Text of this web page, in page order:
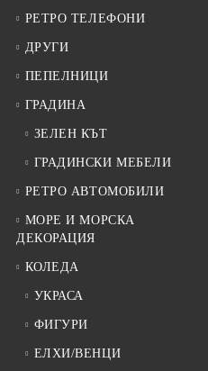
РЕТРО ТЕЛЕФОНИ
ДРУГИ
ПЕПЕЛНИЦИ
ГРАДИНА
ЗЕЛЕН КЪТ
ГРАДИНСКИ МЕБЕЛИ
РЕТРО АВТОМОБИЛИ
МОРЕ И МОРСКА
ДЕКОРАЦИЯ
КОЛЕДА
УКРАСА
ФИГУРИ
ЕЛХИ/ВЕНЦИ